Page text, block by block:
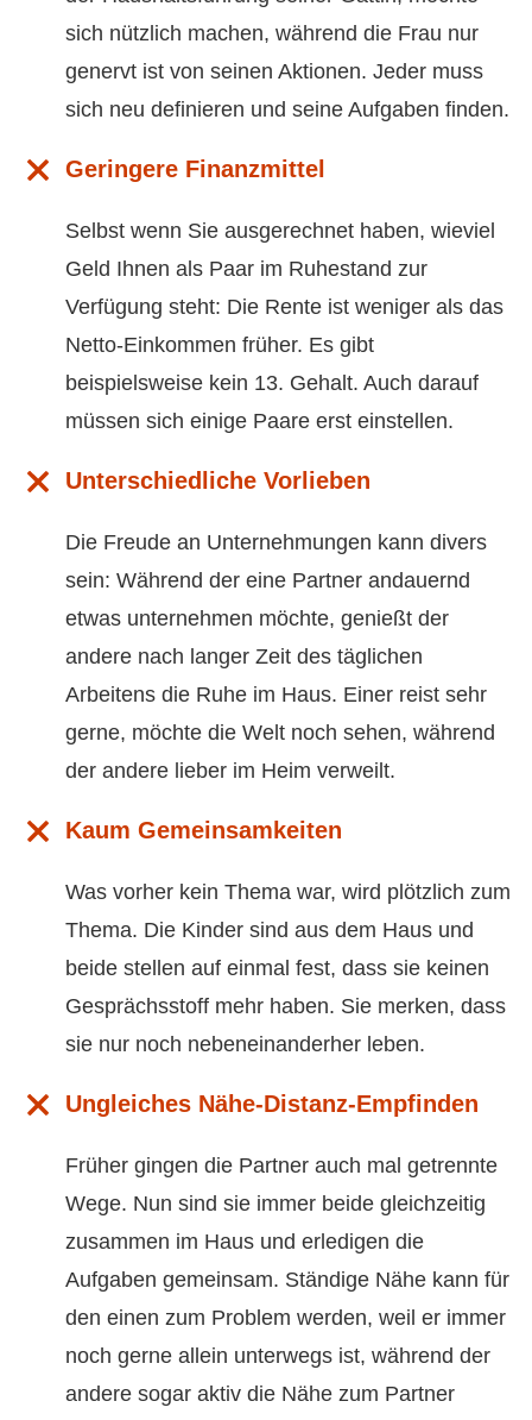
sich nützlich machen, während die Frau nur
genervt ist von seinen Aktionen. Jeder muss
sich neu definieren und seine Aufgaben finden.
Geringere Finanzmittel
Selbst wenn Sie ausgerechnet haben, wieviel
Geld Ihnen als Paar im Ruhestand zur
Verfügung steht: Die Rente ist weniger als das
Netto-Einkommen früher. Es gibt
beispielsweise kein 13. Gehalt. Auch darauf
müssen sich einige Paare erst einstellen.
Unterschiedliche Vorlieben
Die Freude an Unternehmungen kann divers
sein: Während der eine Partner andauernd
etwas unternehmen möchte, genießt der
andere nach langer Zeit des täglichen
Arbeitens die Ruhe im Haus. Einer reist sehr
gerne, möchte die Welt noch sehen, während
der andere lieber im Heim verweilt.
Kaum Gemeinsamkeiten
Was vorher kein Thema war, wird plötzlich zum
Thema. Die Kinder sind aus dem Haus und
beide stellen auf einmal fest, dass sie keinen
Gesprächsstoff mehr haben. Sie merken, dass
sie nur noch nebeneinanderher leben.
Ungleiches Nähe-Distanz-Empfinden
Früher gingen die Partner auch mal getrennte
Wege. Nun sind sie immer beide gleichzeitig
zusammen im Haus und erledigen die
Aufgaben gemeinsam. Ständige Nähe kann für
den einen zum Problem werden, weil er immer
noch gerne allein unterwegs ist, während der
andere sogar aktiv die Nähe zum Partner